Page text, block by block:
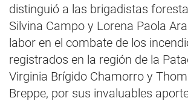
distinguió a las brigadistas
Silvina Campo y Lorena Paola
labor en el combate de los
registrados en la región de la
Virginia Brígido Chamorro y
Breppe, por sus invaluables